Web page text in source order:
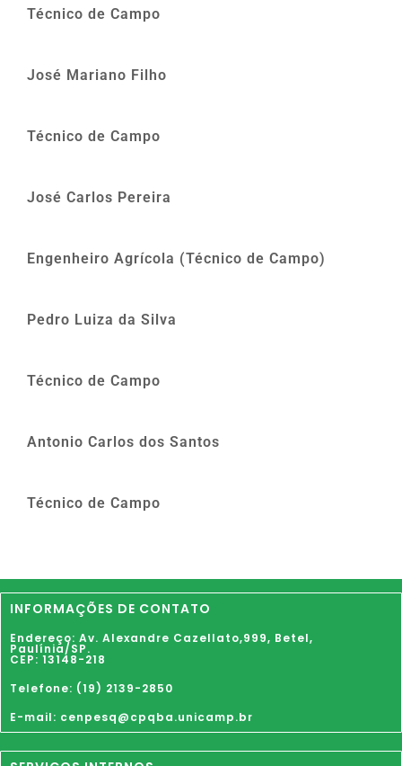
Técnico de Campo
José Mariano Filho
Técnico de Campo
José Carlos Pereira
Engenheiro Agrícola (Técnico de Campo)
Pedro Luiza da Silva
Técnico de Campo
Antonio Carlos dos Santos
Técnico de Campo
INFORMAÇÕES DE CONTATO
Endereço: Av. Alexandre Cazellato,999, Betel,
Paulínia/SP.
CEP: 13148-218
Telefone: (19) 2139-2850
E-mail: cenpesq@cpqba.unicamp.br